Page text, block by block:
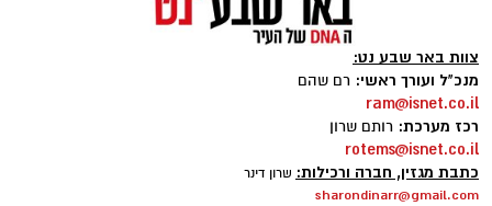
שכונה ה'. צילום: כרמל קיסרי
שוק הנדל"ן הישראלי ממשיך להציג סימני האטה
צוות באר שבע נט:
מנכ"ל ועורך ראשי: רם שהם
ram@isnet.co.il
רכז מערכת: רותם שרון
rotems@isnet.co.il
כתבת מגזין, חברה ורכילות: שרון דינר
sharondinarr@gmail.com